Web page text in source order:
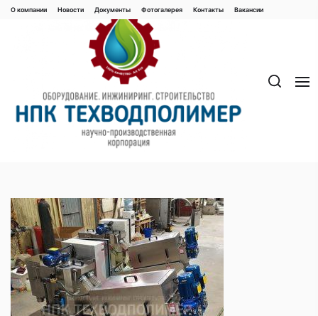
Перейти
О компании Новости Документы Фотогалерея Контaкты Вакaнсии